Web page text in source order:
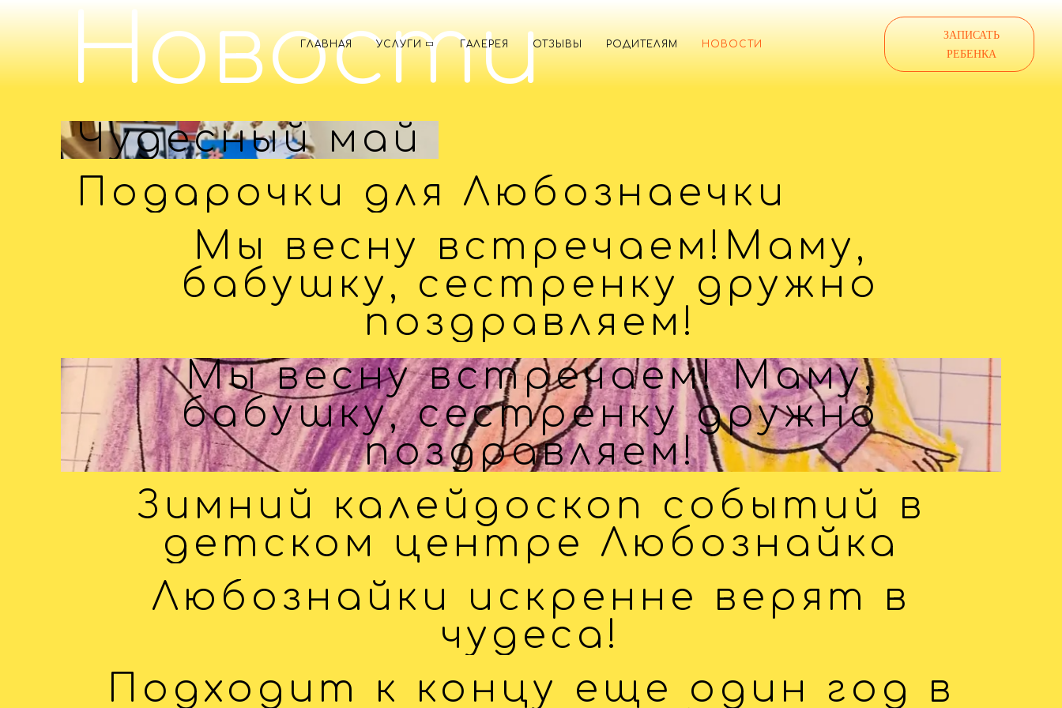
ГЛАВНАЯ УСЛУГИ ГАЛЕРЕЯ ОТЗЫВЫ РОДИТЕЛЯМ НОВОСТИ
ЗАПИСАТЬ
РЕБЕНКА
Новости
Чудесный май
Подарочки для Любознаечки
Мы весну встречаем!Маму,
бабушку, сестренку дружно
поздравляем!
Мы весну встречаем! Маму,
бабушку, сестренку дружно
поздравляем!
Зимний калейдоскоп событий в
детском центре Любознайка
Любознайки искренне верят в
чудеса!
Подходит к концу еще один год в